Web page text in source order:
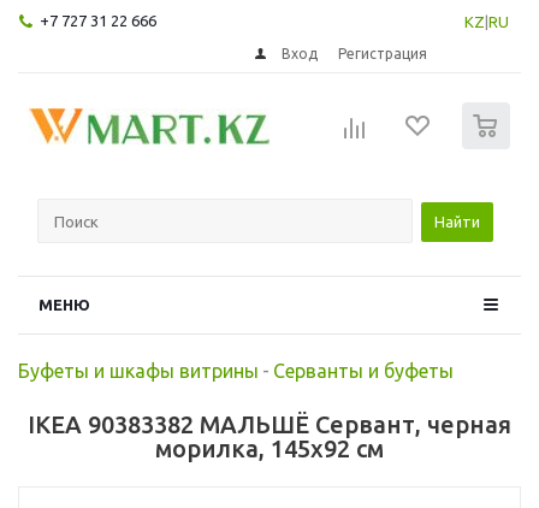
+7 727 31 22 666 KZ RU
Вход Регистрация
Найти
МЕНЮ
Буфеты и шкафы витрины - Серванты и буфеты
IKEA 90383382 МАЛЬШЁ Сервант, черная
морилка, 145x92 см